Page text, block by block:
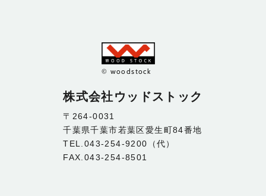
© woodstock
株式会社ウッドストック
〒264-0031
千葉県千葉市若葉区愛生町84番地
TEL.043-254-9200（代）
FAX.043-254-8501